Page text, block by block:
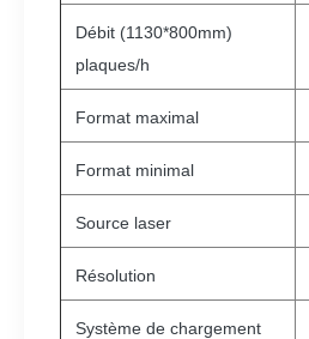
Débit (1130*800mm)
plaques/h
Format maximal
Format minimal
Source laser
Résolution
Système de chargement